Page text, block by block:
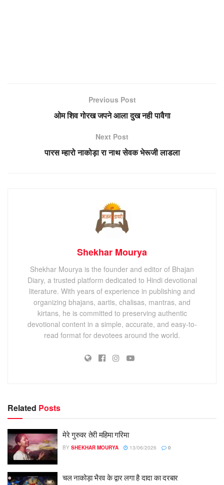
Previous Post
ओम शिव गोरख जपने आला दुख नही पावैगा
Next Post
पारस म्हारो नाकोड़ा रा नाथ सेवक भेरूजी लाडला
Shekhar Mourya
Shekhar Mourya is the founder and editor of Bhajan
Diary, a trusted platform dedicated to Hindi devotional
literature. With years of experience in publishing and
organizing bhajans, aartis, chalisas, mantras, and
kirtans, he is committed to preserving authentic
devotional content in a simple, accurate, and easy-to-
read format for devotees around the world.
Related Posts
मेरे गुरुवर तेरी महिमा गरिमा
BY SHEKHAR MOURYA 13/06/2026 0
चल नाकोड़ा भैरव के द्वार लगा है दादा का दरबार